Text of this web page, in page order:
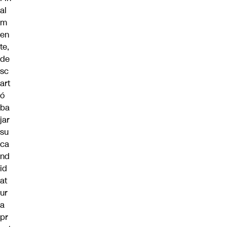
al
m
en
te,
de
sc
art
ó
ba
jar
su
ca
nd
id
at
ur
a
pr